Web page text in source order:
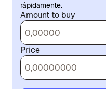
rápidamente.
Amount to buy
Price